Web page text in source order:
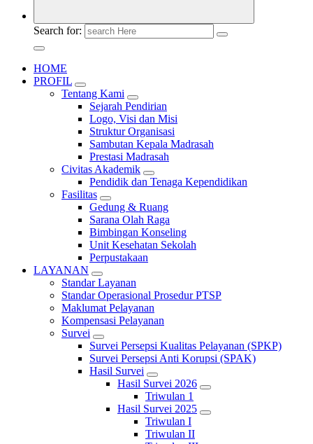
Search for:
HOME
PROFIL
Tentang Kami
Sejarah Pendirian
Logo, Visi dan Misi
Struktur Organisasi
Sambutan Kepala Madrasah
Prestasi Madrasah
Civitas Akademik
Pendidik dan Tenaga Kependidikan
Fasilitas
Gedung & Ruang
Sarana Olah Raga
Bimbingan Konseling
Unit Kesehatan Sekolah
Perpustakaan
LAYANAN
Standar Layanan
Standar Operasional Prosedur PTSP
Maklumat Pelayanan
Kompensasi Pelayanan
Survei
Survei Persepsi Kualitas Pelayanan (SPKP)
Survei Persepsi Anti Korupsi (SPAK)
Hasil Survei
Hasil Survei 2026
Triwulan 1
Hasil Survei 2025
Triwulan I
Triwulan II